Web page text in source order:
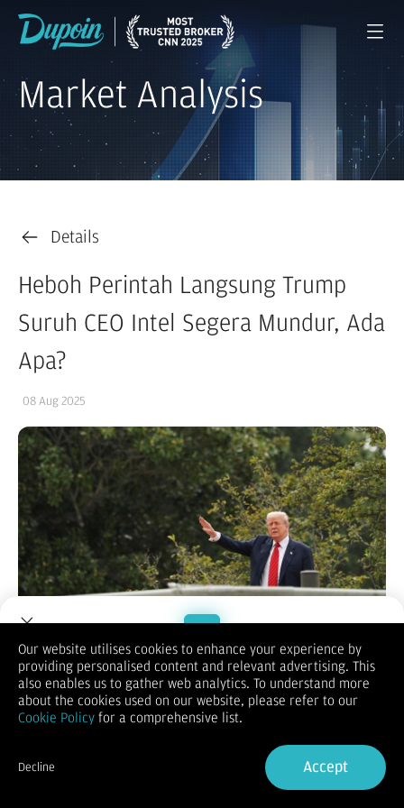
Market Analysis
Details
Heboh Perintah Langsung Trump
Suruh CEO Intel Segera Mundur, Ada
Apa?
08 Aug 2025
Jakarta, CNBC Indonesia - Presiden Amerika Serikat (AS)
Donald Trump memerintahkan pengunduran diri sesegera
mungkin untuk CEO Intel Lip-Bu Tan yang baru diangkat pada
Maret 2025 lalu.
Trump mengatakan Tan memiliki konflik kepentingan yang
perusahaan China. Hal ini menimbulkan keraguan terkait
rencana membangkitkan kembali Intel sebagai raja chip AS
yang kini sedang terseok-seok menghadapi persaingan.
Welcome to Dupoin.
Trade with a Trusted Broker
Sign in
Our website utilises cookies to enhance your experience by
providing personalised content and relevant advertising. This
also enables us to gather web analytics. To understand more
about the cookies used on our website, please refer to our
Cookie Policy for a comprehensive list.
Decline Accept